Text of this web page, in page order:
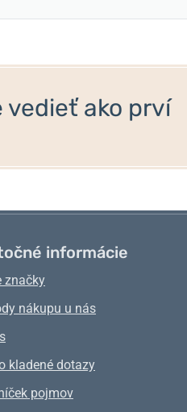
vedieť ako prví
informácie
značky
nákupu u nás
kladené dotazy
pojmov